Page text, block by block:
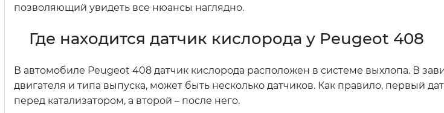
позволяющий увидеть все нюансы наглядно.
Где находится датчик кислорода у Peugeot 408
В автомобиле Peugeot 408 датчик кислорода расположен в системе выхлопа. В
двигателя и типа выпуска, может быть несколько датчиков. Как правило, первый
перед катализатором, а второй – после него.